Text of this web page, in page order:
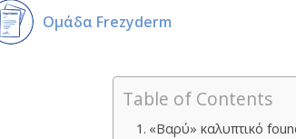
Ομάδα Frezyderm
Table of Contents
«Βαρύ» καλυπτικό